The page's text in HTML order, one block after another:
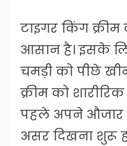
टाइगर किंग
आसान है। इसके
चमड़ी को पीछे
क्रीम को
पहले अपने औजार
असर दिखना शुरू